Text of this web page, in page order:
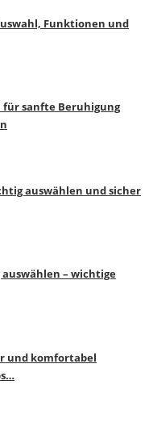
Funktionen und
für sanfte Beruhigung
auswählen und sicher
– wichtige
und komfortabel